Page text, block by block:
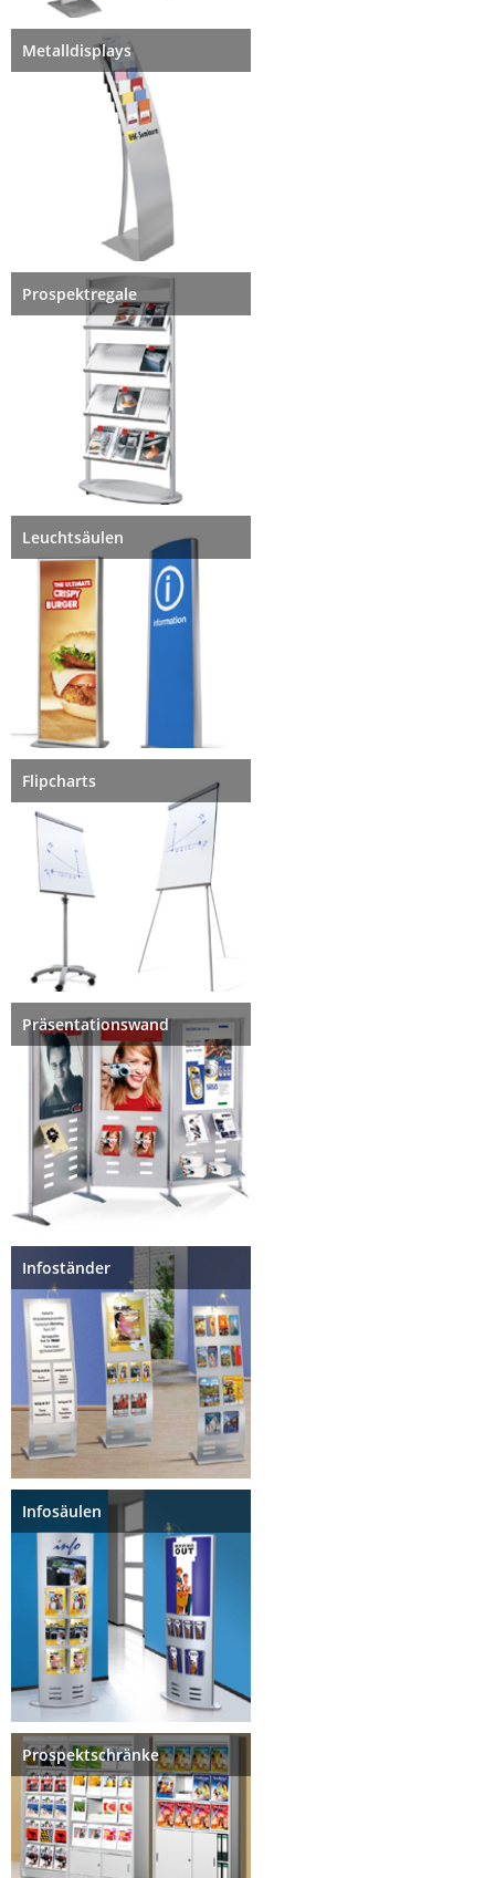
Metalldisplays
Prospektregale
Leuchtsäulen
Flipcharts
Präsentationswand
Infoständer
Infosäulen
Prospektschränke